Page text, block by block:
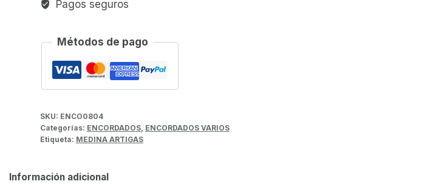
Pagos seguros
Métodos de pago
SKU: ENCO0804
Categorías: ENCORDADOS, ENCORDADOS VARIOS
Etiqueta: MEDINA ARTIGAS
Información adicional